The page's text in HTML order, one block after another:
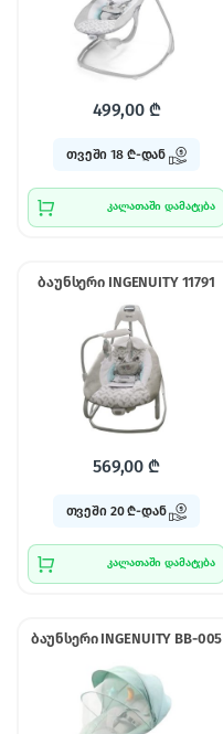
499,00 ₾
თვეში 18 ₾-დან
კალათაში დამატება
ბაუნსერი INGENUITY 11791
569,00₾
თვეში 20 ₾-დან
კალათაში დამატება
ბაუნსერი INGENUITY BB-005